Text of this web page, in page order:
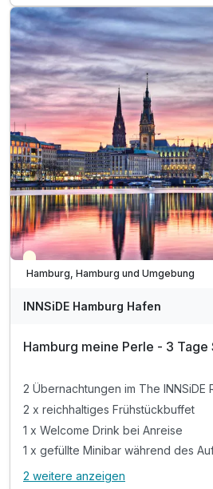
1 x Hafenrundfahrt, ca. 1 Stunde
1 x Flasche Hauswein für die Zeit
1 x Flasche Wasser auf dem Zimmer
inkl. Hausschuhe (Slipper) für die
inkl. W-LAN Nutzung
Teilweise ausgelastet
Hamburg, Hamburg und Umgebung
INNSiDE Hamburg Hafen
Hamburg meine Perle - 3 Tage
2 Übernachtungen im The INNSiDE
2 x reichhaltiges Frühstückbuffet
1 x Welcome Drink bei Anreise
1 x gefüllte Minibar während des
Alle Inklusivleistungen
2 weitere anzeigen